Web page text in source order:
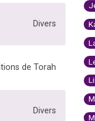
Divers
de Torah
Divers